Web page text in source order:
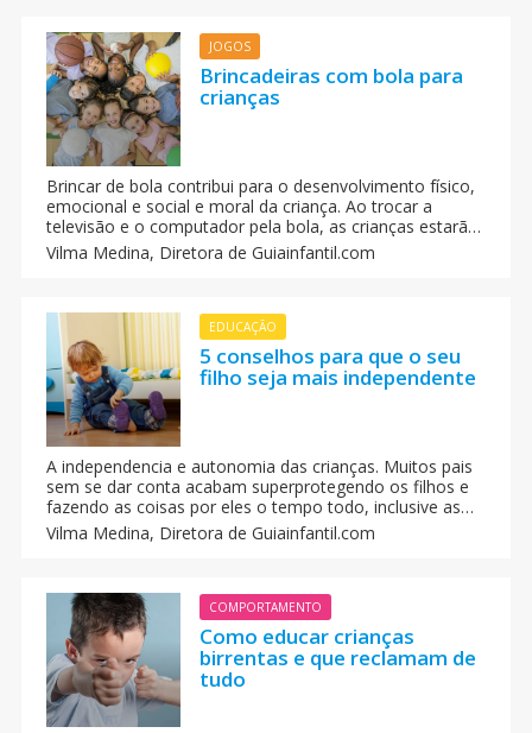
casa como nas escolas.
JOGOS
Brincadeiras com bola para
crianças
Brincar de bola contribui para o desenvolvimento físico,
emocional e social e moral da criança. Ao trocar a
televisão e o computador pela bola, as crianças estarão
exercendo uma atividade física e prevenindo a
obesidade infantil, que tem aumentado de geração a
Vilma Medina, Diretora de Guiainfantil.com
EDUCAÇÃO
5 conselhos para que o seu
filho seja mais independente
A independencia e autonomia das crianças. Muitos pais
sem se dar conta acabam superprotegendo os filhos e
fazendo as coisas por eles o tempo todo, inclusive as
coisas mais bobas. Tudo isso para que os filhos não se
esforcem ou pensando que fazendo por eles mesmos
Vilma Medina, Diretora de Guiainfantil.com
COMPORTAMENTO
Como educar crianças
birrentas e que reclamam de
tudo